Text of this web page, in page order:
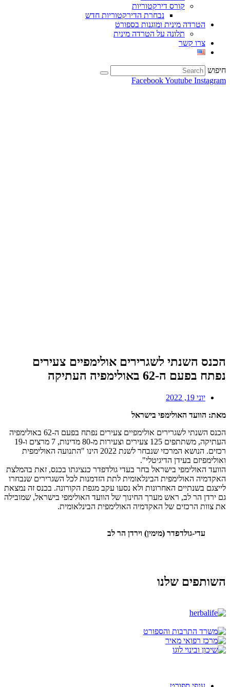
קורס דירקטוריות
נבחרת הדירקטוריות חדש
הטרדה מינית ומוגנות בספורט
תלונה על הטרדה מינית
צרו קשר
חיפוש
FacebookYoutube Instagram
הכנס השנתי לשגרירים אולימפיים צעירים
נפתח בפעם ה-62 באולימפיה העתיקה
יוני 19, 2022
מאת: הוועד האולימפי בישראל
הכנס השנתי לשגרירים אולימפיים צעירים נפתח בפעם ה-62 באולימפיה
העתיקה, משתתפים 125 צעירים וצעירות מ-80 מדינות, 7 מרצים ו-19
רכזים. הנושא המרכזי שנבחר לשנת 2022 הינו "התנועה האולימפית
ואולימפיזם בעידן הדיגיטלי".
הוועד האולימפי בישראל בחר בעדי גולדפדר כנציגתו בכנס, זאת בהמלצת
האקדמיה האולימפית הבינלאומית לתת הזדמנות לכל השגרירים שנבחרו
לייצגם בשנתיים האחרונות ולא נסעו עקב מגפת הקורונה. בכנס זה נמצאת
גם ירדן הר לב, ראש מערך החינוך של הוועד האולימפי בישראל, שמובילה
את צוות הרכזים של האקדמיה האולימפית הבינלאומית.
עדי-גולדפדר (מימין) וירדן הר לב
השותפים שלנו